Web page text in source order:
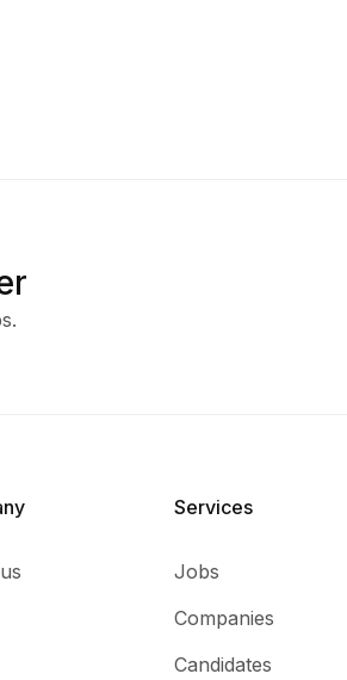
Services​
Jobs
Companies
Candidates